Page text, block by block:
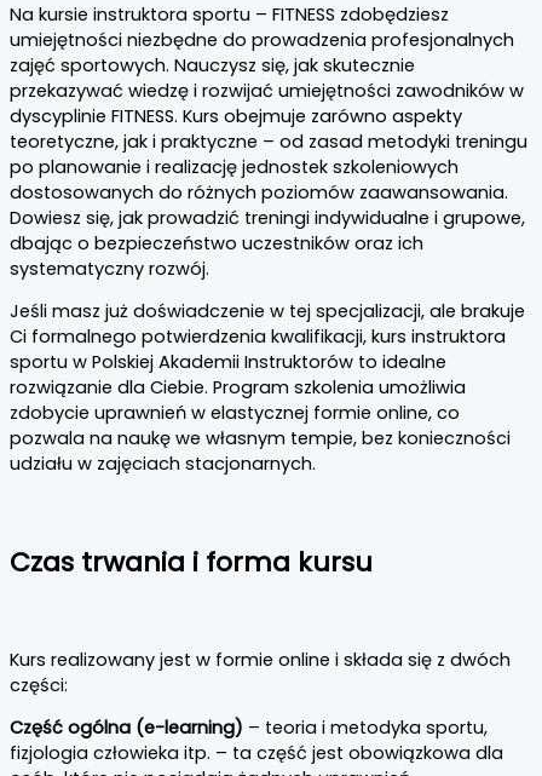
Na kursie instruktora sportu – FITNESS zdobędziesz
umiejętności niezbędne do prowadzenia profesjonalnych
zajęć sportowych. Nauczysz się, jak skutecznie
przekazywać wiedzę i rozwijać umiejętności zawodników w
dyscyplinie FITNESS. Kurs obejmuje zarówno aspekty
teoretyczne, jak i praktyczne – od zasad metodyki treningu
po planowanie i realizację jednostek szkoleniowych
dostosowanych do różnych poziomów zaawansowania.
Dowiesz się, jak prowadzić treningi indywidualne i grupowe,
dbając o bezpieczeństwo uczestników oraz ich
systematyczny rozwój.
Jeśli masz już doświadczenie w tej specjalizacji, ale brakuje
Ci formalnego potwierdzenia kwalifikacji, kurs instruktora
sportu w Polskiej Akademii Instruktorów to idealne
rozwiązanie dla Ciebie. Program szkolenia umożliwia
zdobycie uprawnień w elastycznej formie online, co
pozwala na naukę we własnym tempie, bez konieczności
udziału w zajęciach stacjonarnych.
Czas trwania i forma kursu
Kurs realizowany jest w formie online i składa się z dwóch
części:
Część ogólna (e-learning) – teoria i metodyka sportu,
fizjologia człowieka itp. – ta część jest obowiązkowa dla